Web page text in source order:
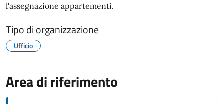
l'assegnazione appartementi.
Tipo di organizzazione
Ufficio
Area di riferimento